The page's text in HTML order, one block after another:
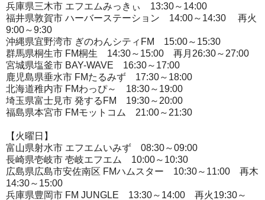
兵庫県三木市 エフエムみっきぃ 13:30～14:00
福井県敦賀市 ハーバーステーション 14:00～14:30 再火
9:00～9:30
沖縄県宜野湾市 ぎのわんシティFM 15:00～15:30
群馬県桐生市 FM桐生 14:30～15:00 再月26:30～27:00
宮城県塩釜市 BAY-WAVE 16:30～17:00
鹿児島県垂水市 FMたるみず 17:30～18:00
北海道稚内市 FMわっぴ～ 18:30～19:00
埼玉県富士見市 発するFM 19:30～20:00
福島県本宮市 FMモットコム 21:00～21:30
【火曜日】
富山県射水市 エフエムいみず 08:30～09:00
長崎県壱岐市 壱岐エフエム 10:00～10:30
広島県広島市安佐南区 FMハムスター 10:30～11:00 再木
14:30～15:00
兵庫県豊岡市 FM JUNGLE 13:30～14:00 再火19:30～